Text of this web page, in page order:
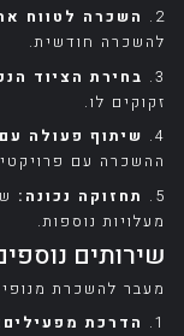
2.
השכרה לטווח
להשכרה חודשית.
3.
בחירת הציוד
זקוקים לו.
4.
שיתוף פעולה
ההשכרה עם
5.
תחזוקה נכונה:
מעלויות נוספות.
שירותים
מעבר להשכרת
1.
הדרכת